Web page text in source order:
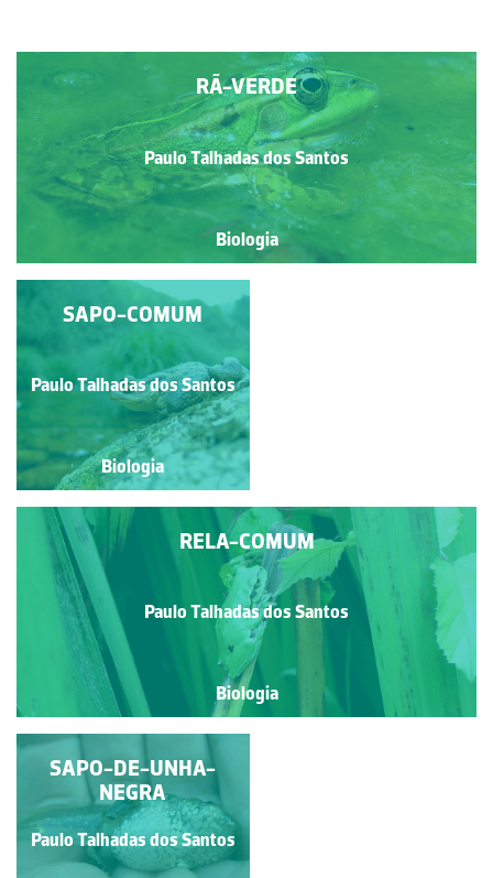
RÃ-VERDE
Paulo Talhadas dos Santos
Biologia
RÃ-IBÉRICA
Paulo Talhadas dos Santos
Biologia
SAPO-COMUM
Paulo Talhadas dos Santos
Biologia
RELA-COMUM
Paulo Talhadas dos Santos
Biologia
RELA-COMUM
Paulo Talhadas dos Santos
SAPO-DE-UNHA-
NEGRA
Paulo Talhadas dos Santos